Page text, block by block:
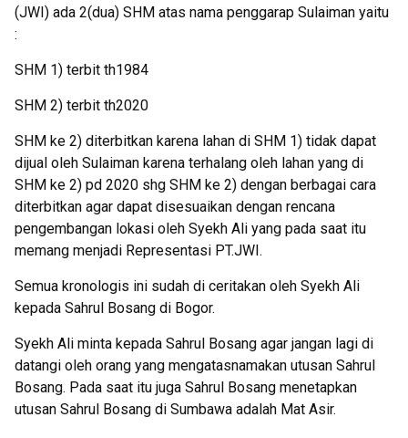
(JWI) ada 2(dua) SHM atas nama penggarap Sulaiman yaitu
:
SHM 1) terbit th1984
SHM 2) terbit th2020
SHM ke 2) diterbitkan karena lahan di SHM 1) tidak dapat
dijual oleh Sulaiman karena terhalang oleh lahan yang di
SHM ke 2) pd 2020 shg SHM ke 2) dengan berbagai cara
diterbitkan agar dapat disesuaikan dengan rencana
pengembangan lokasi oleh Syekh Ali yang pada saat itu
memang menjadi Representasi PT.JWI.
Semua kronologis ini sudah di ceritakan oleh Syekh Ali
kepada Sahrul Bosang di Bogor.
Syekh Ali minta kepada Sahrul Bosang agar jangan lagi di
datangi oleh orang yang mengatasnamakan utusan Sahrul
Bosang. Pada saat itu juga Sahrul Bosang menetapkan
utusan Sahrul Bosang di Sumbawa adalah Mat Asir.